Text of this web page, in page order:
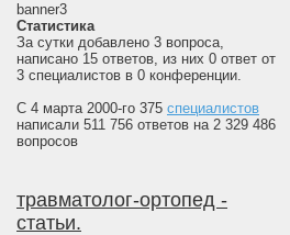
banner3
Статистика
За сутки добавлено 3 вопроса,
написано 15 ответов, из них 0 ответ от
3 специалистов в 0 конференции.
С 4 марта 2000-го 375 специалистов
написали 511 756 ответов на 2 329 486
вопросов
травматолог-ортопед -
статьи.